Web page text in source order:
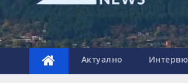
Актуално Интервю